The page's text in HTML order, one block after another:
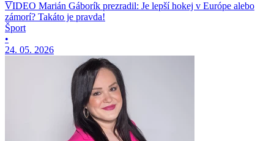
VIDEO Marián Gáborík prezradil: Je lepší hokej v Európe alebo
zámorí? Takáto je pravda!
Šport
•
24. 05. 2026